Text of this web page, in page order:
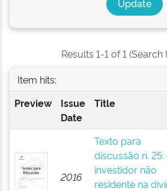
Results 1-1 of 1
Item hits:
Preview
Issue
Date
Title
2016
Texto para
discussão n. 25:
investidor não
residente na